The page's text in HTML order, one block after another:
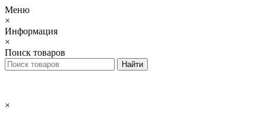
Меню
×
Информация
×
Поиск товаров
×